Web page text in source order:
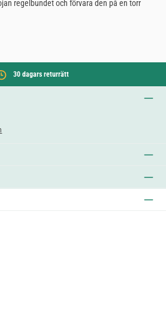
regelbundet och förvara den på en torr
30 dagars returrätt